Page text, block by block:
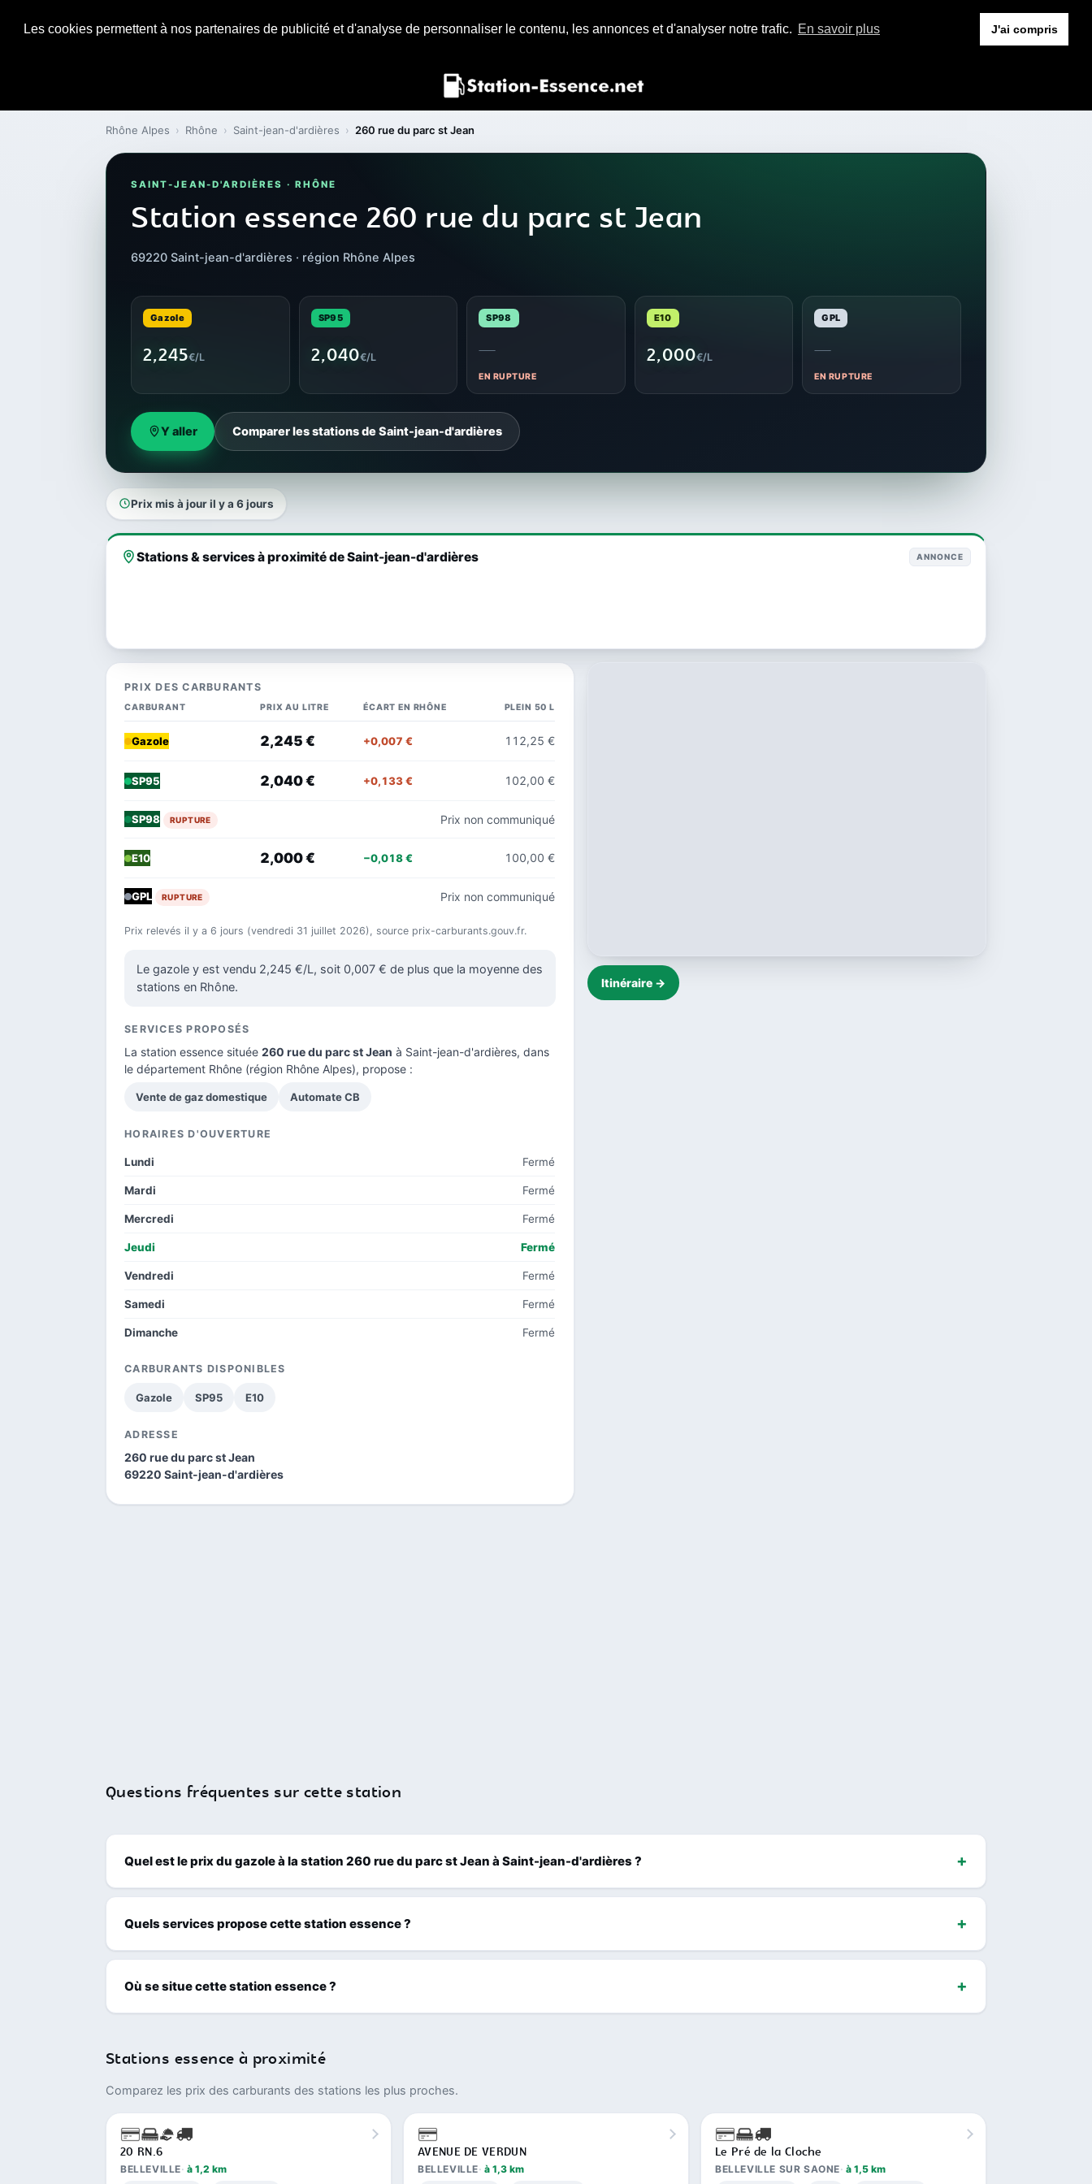
Les cookies permettent à nos partenaires de publicité et d'analyse de personnaliser le contenu, les annonces et d'analyser notre trafic. En savoir plus J'ai compris
Rhône Alpes › Rhône › Saint-jean-d'ardières › 260 rue du parc st Jean
SAINT-JEAN-D'ARDIÈRES · RHÔNE
Station essence 260 rue du parc st Jean
69220 Saint-jean-d'ardières · région Rhône Alpes
Gazole
2,245€/L
SP95
2,040€/L
SP98
—
EN RUPTURE
E10
2,000€/L
GPL
—
EN RUPTURE
Y aller Comparer les stations de Saint-jean-d'ardières
Prix mis à jour il y a 6 jours
Stations & services à proximité de Saint-jean-d'ardières ANNONCE
PRIX DES CARBURANTS
CARBURANT PRIX AU LITRE ÉCART EN RHÔNE PLEIN 50 L
Gazole 2,245 € +0,007 € 112,25 €
SP95 2,040 € +0,133 € 102,00 €
SP98 RUPTURE Prix non communiqué
E10 2,000 € −0,018 € 100,00 €
GPL RUPTURE Prix non communiqué
Prix relevés il y a 6 jours (vendredi 31 juillet 2026), source prix-carburants.gouv.fr.
Le gazole y est vendu 2,245 €/L, soit 0,007 € de plus que la moyenne des
stations en Rhône.
SERVICES PROPOSÉS
La station essence située 260 rue du parc st Jean à Saint-jean-d'ardières, dans
le département Rhône (région Rhône Alpes), propose :
Vente de gaz domestique Automate CB
HORAIRES D'OUVERTURE
Lundi Fermé
Mardi Fermé
Mercredi Fermé
Jeudi Fermé
Vendredi Fermé
Samedi Fermé
Dimanche Fermé
CARBURANTS DISPONIBLES
Gazole SP95 E10
ADRESSE
260 rue du parc st Jean
69220 Saint-jean-d'ardières
Itinéraire →
Questions fréquentes sur cette station
Quel est le prix du gazole à la station 260 rue du parc st Jean à Saint-jean-d'ardières ?
Quels services propose cette station essence ?
Où se situe cette station essence ?
Stations essence à proximité
Comparez les prix des carburants des stations les plus proches.
20 RN.6
BELLEVILLE à 1,2 km
AVENUE DE VERDUN
BELLEVILLE à 1,3 km
Le Pré de la Cloche
BELLEVILLE SUR SAONE à 1,5 km